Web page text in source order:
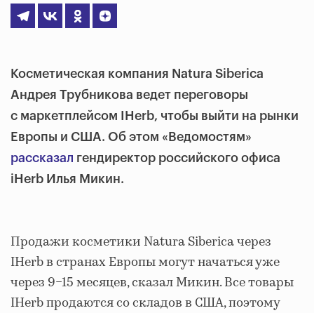
Косметическая компания Natura Siberica
Андрея Трубникова ведет переговоры
с маркетплейсом IHerb, чтобы выйти на рынки
Европы и США. Об этом «Ведомостям»
рассказал гендиректор российского офиса
iHerb Илья Микин.
Продажи косметики Natura Siberica через
IHerb в странах Европы могут начаться уже
через 9−15 месяцев, сказал Микин. Все товары
IHerb продаются со складов в США, поэтому